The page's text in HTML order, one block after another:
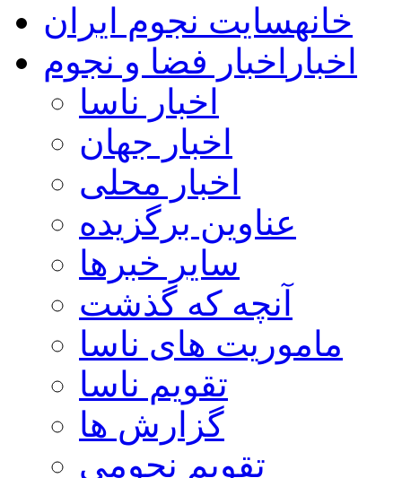
خانهسایت نجوم ایران
اخبار اخبار فضا و نجوم
اخبار ناسا
اخبار جهان
اخبار محلی
عناوین برگزیده
سایر خبرها
آنچه که گذشت
ماموریت های ناسا
تقویم ناسا
گزارش ها
تقویم نجومی